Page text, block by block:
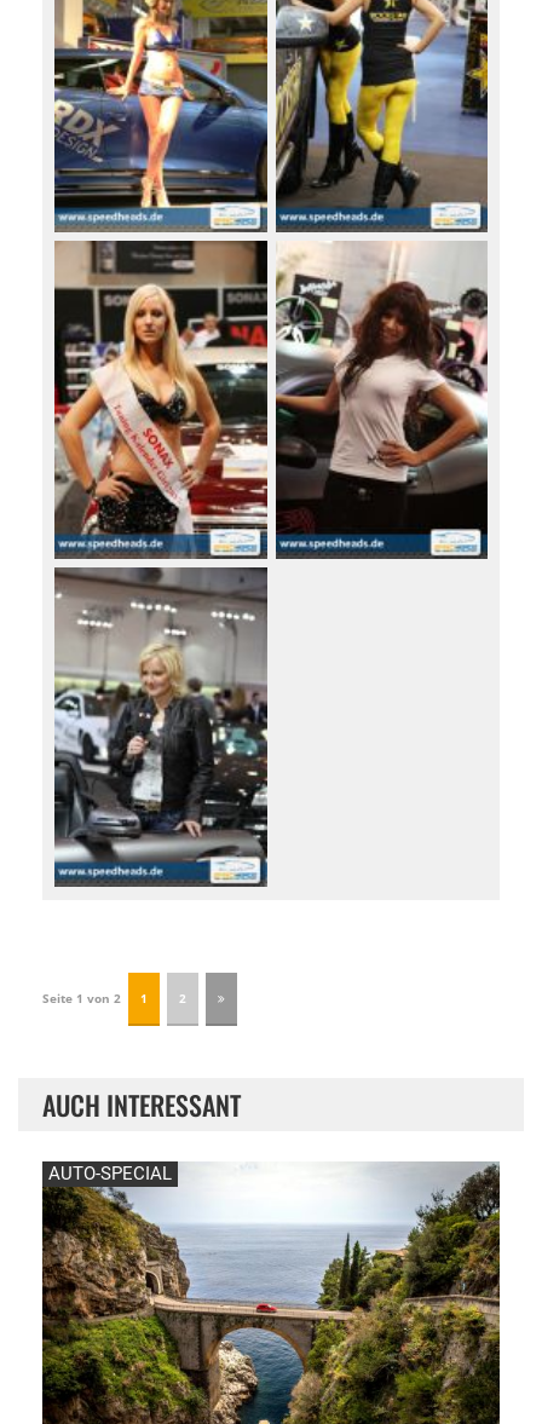
Seite 1 von 2 1 2
AUCH INTERESSANT
AUTO-SPECIAL